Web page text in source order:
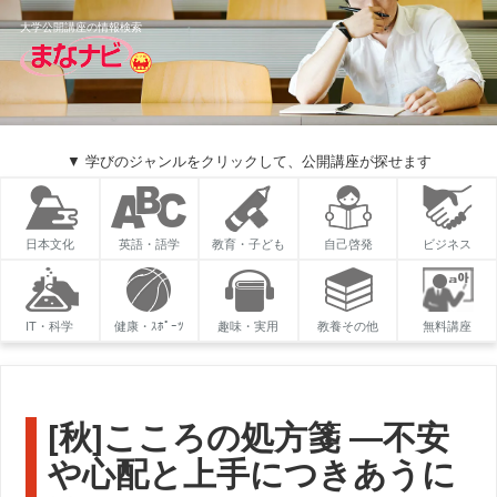
大学公開講座の情報検索
▼ 学びのジャンルをクリックして、公開講座が探せます
日本文化 英語・語学 教育・子ども 自己啓発 ビジネス
IT・科学 健康・ｽﾎﾟｰﾂ 趣味・実用 教養その他 無料講座
[秋]こころの処方箋 ―不安
や心配と上手につきあうに